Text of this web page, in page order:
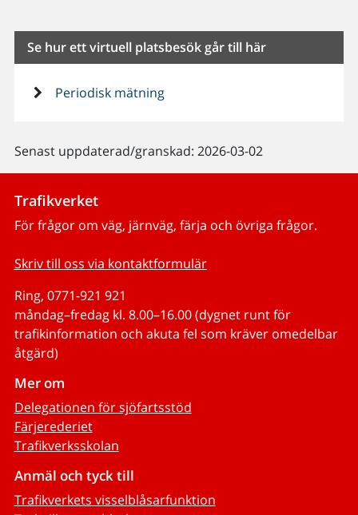
Se hur ett virtuell platsbesök går till här
Periodisk mätning
Senast uppdaterad/granskad: 2026-03-02
Trafikverket
För frågor om väg, järnväg, färja och övriga frågor.
Skriv till oss via kontaktformulär
Ring, 0771-921 921
måndag–fredag kl. 8.00–16.00 (dygnet runt för
trafikinformation och akuta fel som kräver omedelbar
åtgärd)
Mer om
Delegationen för sjöfartsstöd
Färjerederiet
Trafikverksskolan
Anmäl och tyck till
Trafikverkets visselblåsarfunktion